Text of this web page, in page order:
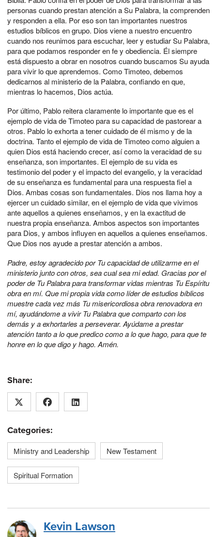
personas cuando prestan atención a Su Palabra, la comprenden
y responden a ella. Por eso son tan importantes nuestros
estudios bíblicos en grupo. Dios viene a nuestro encuentro
cuando nos reunimos para escuchar, leer y estudiar Su Palabra,
para que podamos responder en fe y obediencia. Él siempre
está dispuesto a obrar en nosotros cuando buscamos Su ayuda
para vivir lo que aprendemos. Como Timoteo, debemos
dedicarnos al ministerio de la Palabra, confiando en que,
mientras lo hacemos, Dios actúa.
Por último, Pablo reitera claramente lo importante que es el
ejemplo de vida de Timoteo para su capacidad de pastorear a
otros. Pablo lo exhorta a tener cuidado de él mismo y de la
doctrina. Tanto el ejemplo de vida de Timoteo como alguien a
quien Dios está haciendo crecer, así como la veracidad de su
enseñanza, son importantes. El ejemplo de su vida es
testimonio del poder y el impacto del evangelio, y la veracidad
de su enseñanza es fundamental para una respuesta fiel a
Dios. Ambas cosas son fundamentales. Dios nos llama hoy a
ejercer un cuidado similar, en el ejemplo de vida que vivimos
ante aquellos a quienes enseñamos, y en la exactitud de
nuestra propia enseñanza. Ambos aspectos son importantes
para Dios, y ambos influyen en aquellos a quienes enseñamos.
Que Dios nos ayude a prestar atención a ambos.
Padre, estoy agradecido por Tu capacidad de utilizarme en el
ministerio junto con otros, sea cual sea mi edad. Gracias por el
poder de Tu Palabra para transformar vidas mientras Tu Espíritu
obra en mí. Que mi propia vida como líder de estudios bíblicos
muestre cada vez más Tu misericordiosa obra renovadora en
mí, ayudándome a vivir Tu Palabra que comparto con los
demás y a exhortarles a perseverar. Ayúdame a prestar
atención tanto a lo que predico como a lo que hago, para que te
honre en lo que digo y hago. Amén.
Share:
Categories:
Ministry and Leadership New Testament
Spiritual Formation
Kevin Lawson